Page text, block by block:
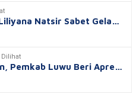
Natsir Sabet Gela…
Dilihat
Pemkab Luwu Beri Apre…